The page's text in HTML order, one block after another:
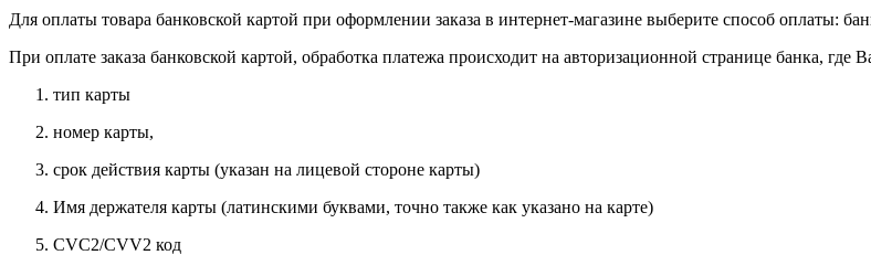
Для оплаты товара банковской картой при оформлении заказа в интернет-магазине выберите способ оплаты:
При оплате заказа банковской картой, обработка платежа происходит на авторизационной странице банка,
тип карты
номер карты,
срок действия карты (указан на лицевой стороне карты)
Имя держателя карты (латинскими буквами, точно также как указано на карте)
CVC2/CVV2 код